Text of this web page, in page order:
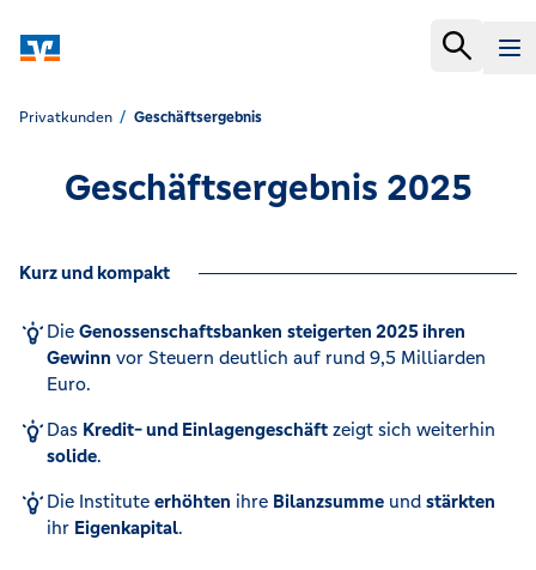
Privatkunden Geschäftsergebnis
Geschäftsergebnis 2025
Kurz und kompakt
Die Genossenschaftsbanken steigerten 2025 ihren
Gewinn vor Steuern deutlich auf rund 9,5 Milliarden
Euro.
Das Kredit- und Einlagengeschäftzeigt sich weiterhin
solide.
Die Institute erhöhten ihre Bilanzsummeund stärkten
ihr Eigenkapital.